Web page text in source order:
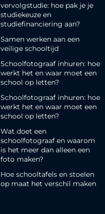
vervolgstudie: hoe pak je je
studiekeuze en
studiefinanciering aan?
Samen werken aan een
veilige schooltijd
Schoolfotograaf inhuren: hoe
werkt het en waar moet een
school op letten?
Schoolfotograaf inhuren: hoe
werkt het en waar moet een
school op letten?
Wat doet een
schoolfotograaf en waarom
is het meer dan alleen een
foto maken?
Hoe schooltafels en stoelen
op maat het verschil maken